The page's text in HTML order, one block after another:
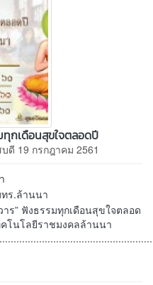
ทุกเดือนสุขใจตลอดปี
ดี 19 กรกฎาคม 2561
ร.ล้านนา
ร” ฟังธรรมทุกเดือนสุขใจตลอด
โนโลยีราชมงคลล้านนา